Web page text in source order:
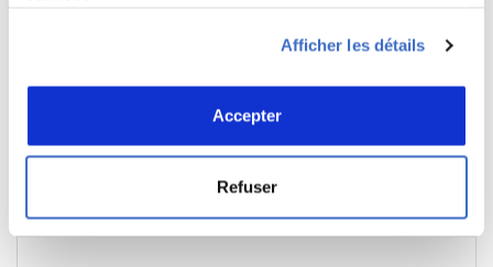
Afficher les détails
Accepter
Refuser
Saisissez votre réponse en chiffres
huit − 3 =